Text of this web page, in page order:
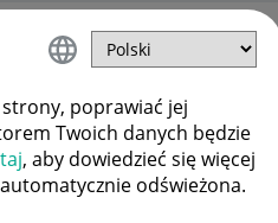
poprawiać jej
Twoich danych będzie
, aby dowiedzieć się więcej
odświeżona.